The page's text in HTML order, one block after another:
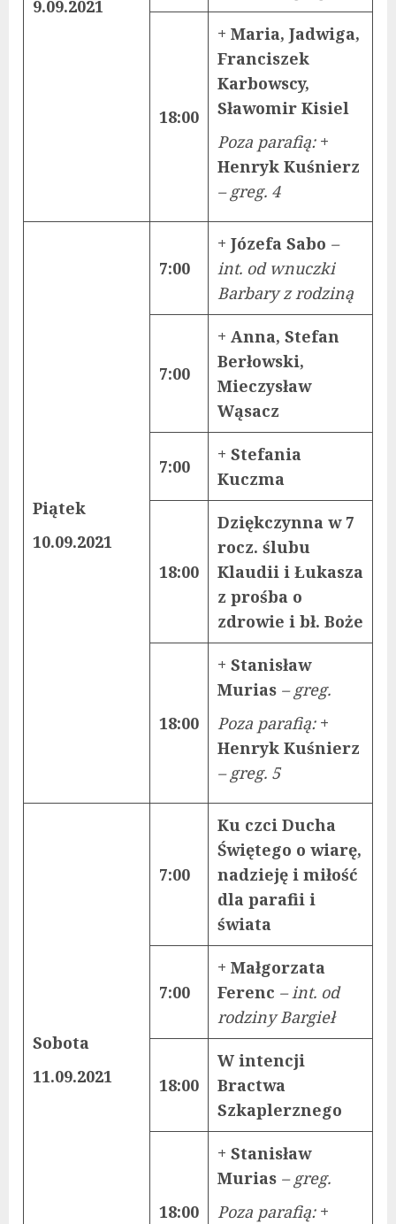
9.09.2021
18:00
+ Maria, Jadwiga,
Franciszek
Karbowscy,
Sławomir Kisiel
Poza parafią: +
Henryk Kuśnierz
– greg. 4
Piątek
10.09.2021
7:00
+ Józefa Sabo –
int. od wnuczki
Barbary z rodziną
7:00
+ Anna, Stefan
Berłowski,
Mieczysław
Wąsacz
7:00
+ Stefania
Kuczma
18:00
Dziękczynna w 7
rocz. ślubu
Klaudii i Łukasza
z prośba o
zdrowie i bł. Boże
18:00
+ Stanisław
Murias – greg.
Poza parafią: +
Henryk Kuśnierz
– greg. 5
Sobota
11.09.2021
7:00
Ku czci Ducha
Świętego o wiarę,
nadzieję i miłość
dla parafii i
świata
7:00
+ Małgorzata
Ferenc – int. od
rodziny Bargieł
18:00
W intencji
Bractwa
Szkaplerznego
18:00
+ Stanisław
Murias – greg.
Poza parafią: +